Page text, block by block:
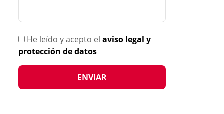
He leído y acepto el aviso legal y
protección de datos